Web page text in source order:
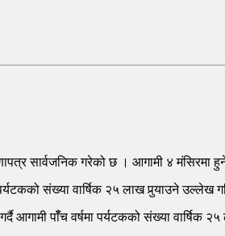
सार्वजनिक गरेको छ । आगामी ४ मंसिरमा
संख्या वार्षिक २५ लाख पुर्‍याउने उल्लेख
आगामी पाँँच वर्षमा पर्यटकको संख्या